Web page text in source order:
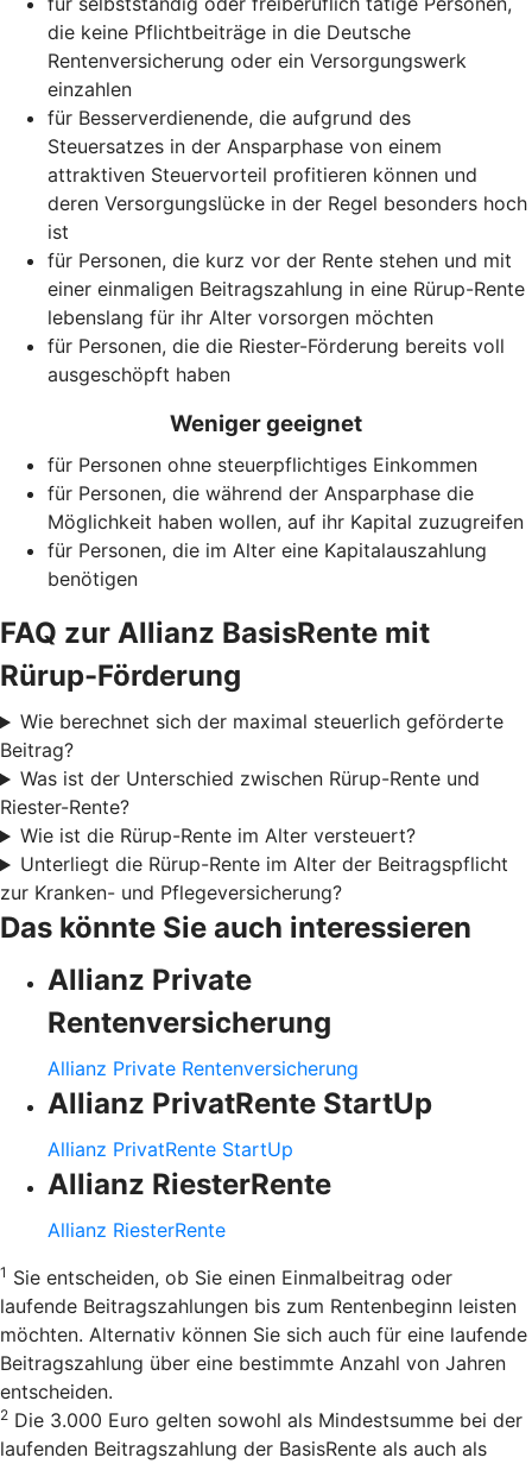
die keine Pflichtbeiträge in die Deutsche
Rentenversicherung oder ein Versorgungswerk
einzahlen
für Besserverdienende, die aufgrund des
Steuersatzes in der Ansparphase von einem
attraktiven Steuervorteil profitieren können und
deren Versorgungslücke in der Regel besonders hoch
ist
für Personen, die kurz vor der Rente stehen und mit
einer einmaligen Beitragszahlung in eine Rürup-Rente
lebenslang für ihr Alter vorsorgen möchten
für Personen, die die Riester-Förderung bereits voll
ausgeschöpft haben
Weniger geeignet
für Personen ohne steuerpflichtiges Einkommen
für Personen, die während der Ansparphase die
Möglichkeit haben wollen, auf ihr Kapital zuzugreifen
für Personen, die im Alter eine Kapitalauszahlung
benötigen
FAQ zur Allianz BasisRente mit
Rürup-Förderung
Wie berechnet sich der maximal steuerlich geförderte
Beitrag?
Was ist der Unterschied zwischen Rürup-Rente und
Riester-Rente?
Wie ist die Rürup-Rente im Alter versteuert?
Unterliegt die Rürup-Rente im Alter der Beitragspflicht
zur Kranken- und Pflegeversicherung?
Das könnte Sie auch interessieren
Allianz Private
Rentenversicherung
Allianz Private Rentenversicherung
Allianz PrivatRente StartUp
Allianz PrivatRente StartUp
Allianz RiesterRente
Allianz RiesterRente
1 Sie entscheiden, ob Sie einen Einmalbeitrag oder
laufende Beitragszahlungen bis zum Rentenbeginn leisten
möchten. Alternativ können Sie sich auch für eine laufende
Beitragszahlung über eine bestimmte Anzahl von Jahren
entscheiden.
2 Die 3.000 Euro gelten sowohl als Mindestsumme bei der
laufenden Beitragszahlung der BasisRente als auch als